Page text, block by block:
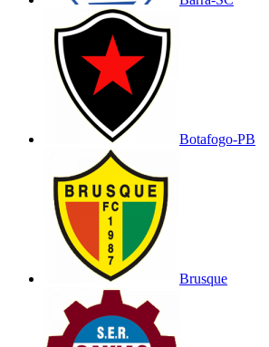
Botafogo-PB
Brusque